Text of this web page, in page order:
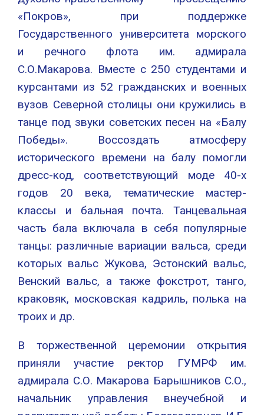
«Покров», при поддержке
Государственного университета морского
и речного флота им. адмирала
С.О.Макарова. Вместе с 250 студентами и
курсантами из 52 гражданских и военных
вузов Северной столицы они кружились в
танце под звуки советских песен на «Балу
Победы». Воссоздать атмосферу
исторического времени на балу помогли
дресс-код, соответствующий моде 40-х
годов 20 века, тематические мастер-
классы и бальная почта. Танцевальная
часть бала включала в себя популярные
танцы: различные вариации вальса, среди
которых вальс Жукова, Эстонский вальс,
Венский вальс, а также фокстрот, танго,
краковяк, московская кадриль, полька на
троих и др.
В торжественной церемонии открытия
приняли участие ректор ГУМРФ им.
адмирала С.О. Макарова Барышников С.О.,
начальник управления внеучебной и